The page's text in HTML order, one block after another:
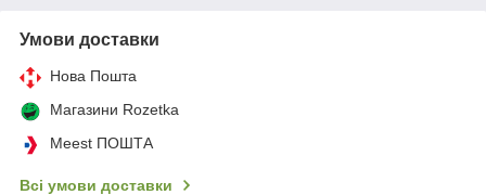
Умови доставки
Нова Пошта
Магазини Rozetka
Meest ПОШТА
Всі умови доставки